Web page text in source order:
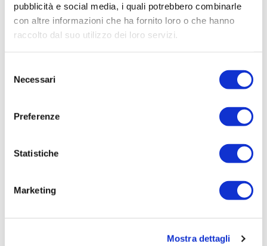
pubblicità e social media, i quali potrebbero combinarle
con altre informazioni che ha fornito loro o che hanno
raccolto dal suo utilizzo dei loro servizi.
delNecessari
Preferenze
Statistiche
Marketing
Mostra dettagli
Elenco operatori invitati:
Codice Fiscale:
Procedura di scelta:
Affidamento ai sensi del Regolamento Generale
Aziendale per Lavori Servizi e Forniture
MAGGIOLI SPA - cod. fisc. 06188330150
1.400,00
Importo Liquidato: